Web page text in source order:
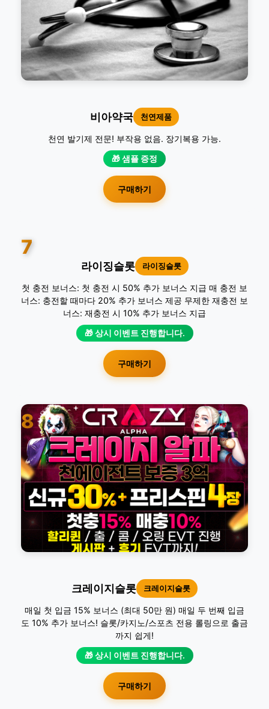
비아약국 천연제품
천연 발기제 전문! 부작용 없음. 장기복용 가능.
🎁 샘플 증정
구매하기
7
라이징슬롯 라이징슬롯
첫 충전 보너스: 첫 충전 시 50% 추가 보너스 지급 매 충전 보
너스: 충전할 때마다 20% 추가 보너스 제공 무제한 재충전 보
너스: 재충전 시 10% 추가 보너스 지급
🎁 상시 이벤트 진행합니다.
구매하기
8
크레이지슬롯 크레이지슬롯
매일 첫 입금 15% 보너스 (최대 50만 원) 매일 두 번째 입금
도 10% 추가 보너스! 슬롯/카지노/스포츠 전용 롤링으로 출금
까지 쉽게!
🎁 상시 이벤트 진행합니다.
구매하기